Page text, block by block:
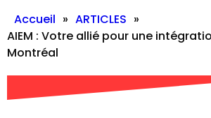
Accueil » ARTICLES »
AIEM : Votre allié pour une
Montréal